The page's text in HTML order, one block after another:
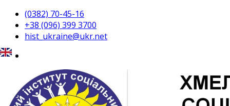
(0382) 70-45-16
+38 (096) 399 3700
hist_ukraine@ukr.net